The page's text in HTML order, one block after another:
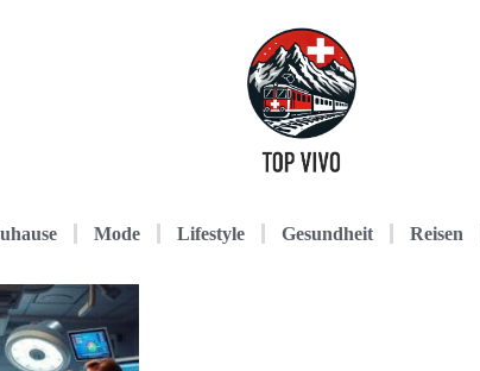
Mode Lifestyle Gesundheit Reisen